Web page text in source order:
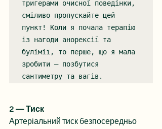
тригерами очисної поведінки,
сміливо пропускайте цей
пункт! Коли я почала терапію
із нагоди анорексії та
булімії, то перше, що я мала
зробити — позбутися
сантиметру та вагів.
2 — Тиск
Артеріальний тиск безпосередньо